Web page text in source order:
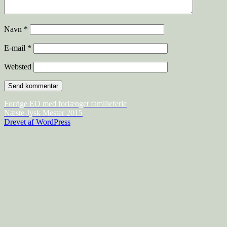
Navn *
E-mail *
Websted
Forrige EO med forlænget familieferie
Næste Jysk Mester 2015
Drevet af WordPress